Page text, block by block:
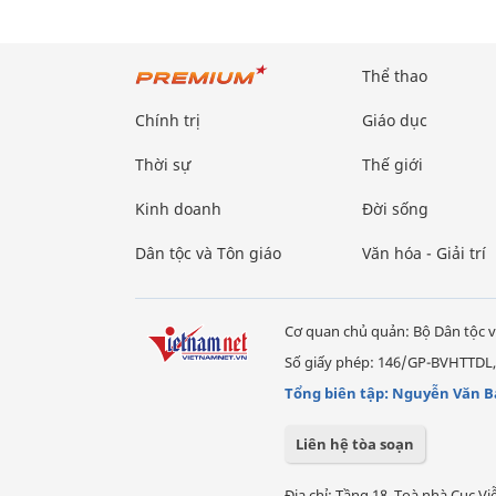
Chính trị
Thời sự
Kinh doanh
Dân tộc và Tôn giáo
Thể thao
Giáo dục
Thế giới
Đời sống
Văn hóa - Giải trí
Cơ quan chủ quản: Bộ Dân tộc
Số giấy phép: 146/GP-
Tổng biên tập: Nguyễn Văn
Liên hệ tòa soạn